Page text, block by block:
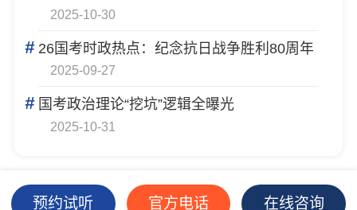
2025-10-30
#26国考时政热点：纪念抗日战争胜利80周年
2025-09-27
#国考政治理论“挖坑”逻辑全曝光
2025-10-31
预约试听 官方电话 在线咨询